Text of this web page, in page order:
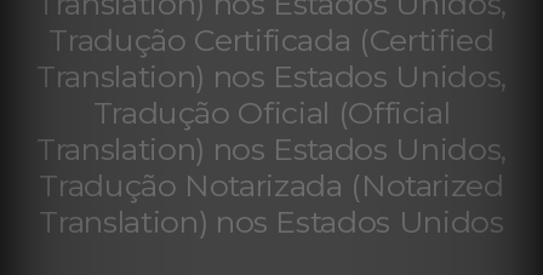
Tradução Certificada (Certified
Translation) nos Estados Unidos,
Tradução Oficial (Official
Translation) nos Estados Unidos,
Tradução Notarizada (Notarized
Translation) nos Estados Unidos